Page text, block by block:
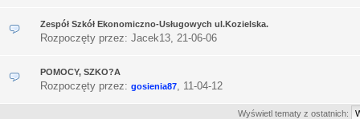
Zespół Szkół Ekonomiczno-Usługowych ul.Kozielska.
Rozpoczęty przez: Jacek13, 21-06-06
POMOCY, SZKO?A
Rozpoczęty przez: gosienia87, 11-04-12
Wyświetl tematy z ostatnich: